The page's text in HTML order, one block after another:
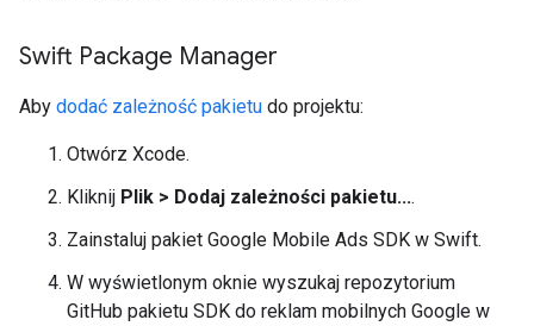
Swift Package Manager
Aby dodać zależność pakietu do projektu:
Otwórz Xcode.
Kliknij Plik > Dodaj zależności pakietu....
Zainstaluj pakiet Google Mobile Ads SDK w Swift.
W wyświetlonym oknie wyszukaj repozytorium
GitHub pakietu SDK do reklam mobilnych Google w